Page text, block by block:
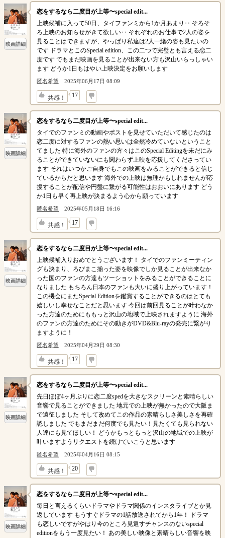
映画詳細
恋をするなら二度目が上等〜special edit...
上映候補に入って50日、タイファンミから1か月あまり‥ そろそ
ろ上映のお知らせがきて欲しい‥ それぞれのお仕事で2人の姿を
見ることはできますが、やっぱり私達は2人一緒の姿も見たいの
です ドラマとこのSpecial edition、この二つで完璧とも言える恋二
度です でもまだ映画を見ることが出来ない方も沢山いらっしゃい
ます どうか1日もはやい上映決定をお願いします
匿名希望 2025年06月17日 08:09
共感！ 17
↓
映画詳細
恋をするなら二度目が上等〜special edit...
タイでのファンミの動画やポストを見せていただいて感じたのは
恋二度に対するファンの熱い思いは全然冷めていないということ
てました 特に海外のファンの方々はこのSpecial Editingを未だにみ
ることができていないにも関わらず上映を応援してくださってい
ます それはいつかご自身でもこの映画をみることができると信じ
ているからだと思います 海外での上映は無理かもしれませんが応
援することが配信や円盤に繋がる可能性はおおいにあります どう
か1日も早く再上映が決まるよう心から願っています
匿名希望 2025年05月18日 16:16
共感！ 17
↓
映画詳細
恋をするなら二度目が上等〜special edit...
上映候補入りおめでとうございます！ タイでのファンミーティン
グも決まり、ろびまこ揃った姿を映像でしか見ることが出来なか
った国のファンの方達もツーショットをみることができることに
なりました もちろん日本のファンも大いに盛り上がっています！
この機会にまたSpecial Editionを鑑賞することができるのはとても
嬉しいし幸せなことだと思います 今回は前回見ることが叶わなか
った方達のためにももっと沢山の地域で上映されますように 海外
のファンの方達のためにその動きがDVD&Blu-rayの発売に繋がり
ますように！
匿名希望 2025年04月29日 08:30
共感！ 17
↓
映画詳細
恋をするなら二度目が上等〜special edit...
先日ほぼ4ヶ月ぶりに恋二度spedを大きなスクリーンと素晴らしい
音響で見ることができました 地元での上映が無かったので大阪ま
で遠征しました そして改めてこの作品の素晴らしさ美しさを再確
認しました でもまだまだ何度でも見たい！見たくても見られない
人達にも見てほしい！ どうかもっともっと沢山の地域での上映が
叶いますようリクエストを続けていこうと思います
匿名希望 2025年04月16日 08:15
共感！ 20
↓
映画詳細
恋をするなら二度目が上等〜special edit...
毎日と言えるくらいドラマやドラマ関係のインスタライブとか見
返しています もうすぐドラマの1話放送されてから1年！ ドラマ
も恋しいですがやはり今のところ見返すチャンスのないspecial
editionをもう一度見たい！ あの美しい映像と素晴らしい音響を映